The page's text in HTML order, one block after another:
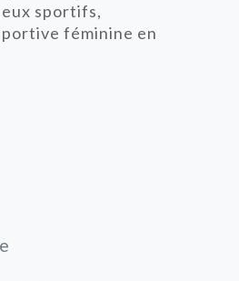
sportifs,
féminine en